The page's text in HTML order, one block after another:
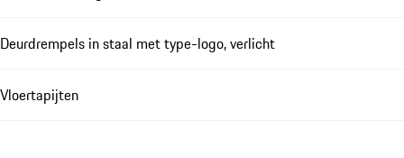
Deurdrempels in staal met type-logo, verlicht
Vloertapijten